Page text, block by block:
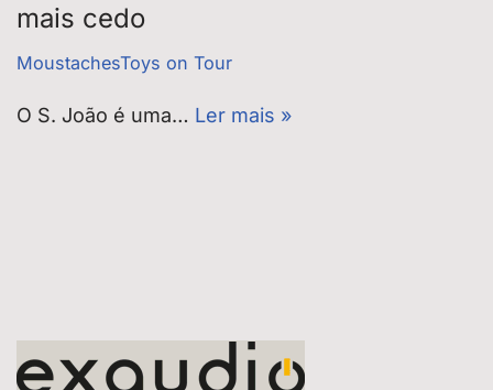
mais cedo
MoustachesToys on Tour
O S. João é uma… Ler mais »